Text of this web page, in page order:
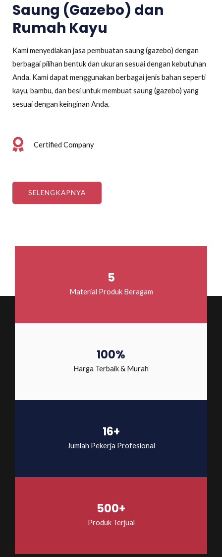
Saung (Gazebo) dan
Rumah Kayu
Kami menyediakan jasa pembuatan saung (gazebo) dengan
berbagai pilihan bentuk dan ukuran sesuai dengan kebutuhan
Anda. Kami dapat menggunakan berbagai jenis bahan seperti
kayu, bambu, dan besi untuk membuat saung (gazebo) yang
sesuai dengan keinginan Anda.
Certified Company
SELENGKAPNYA
5
Material Produk Beragam
100%
Harga Terbaik & Murah
16+
Jumlah Pekerja Profesional
500+
Produk Terjual